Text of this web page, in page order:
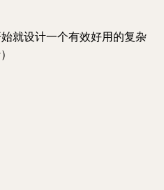
始就设计一个有效好用的复杂